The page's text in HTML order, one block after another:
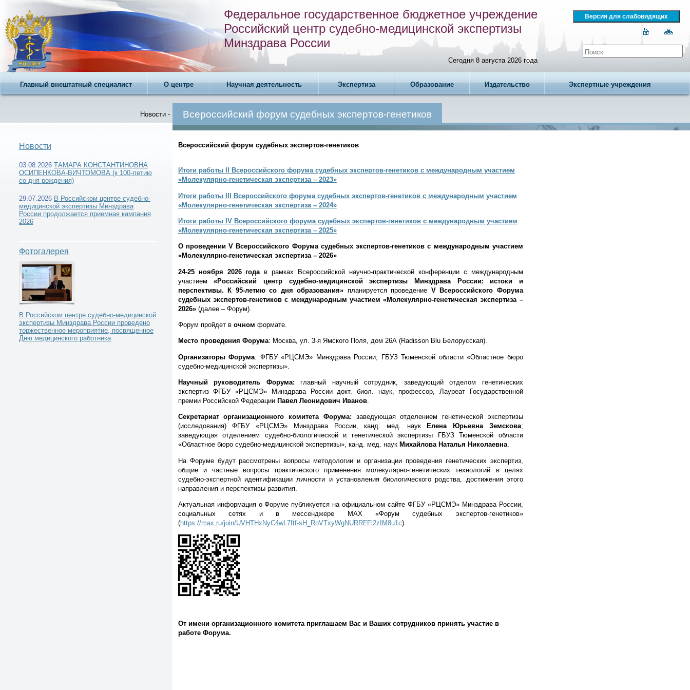
Федеральное государственное бюджетное учреждение
Российский центр судебно-медицинской экспертизы
Минздрава России
Сегодня 8 августа 2026 года
Главный внештатный специалист О центре Научная деятельность Экспертиза Образование Издательство Экспертные учреждения
Новости - Всероссийский форум судебных экспертов-генетиков
Новости
03.08.2026 ТАМАРА КОНСТАНТИНОВНА
ОСИПЕНКОВА-ВИЧТОМОВА (к 100-летию
со дня рождения)
29.07.2026 В Российском центре судебно-
медицинской экспертизы Минздрава
России продолжается приемная кампания
2026
Фотогалерея
В Российском центре судебно-медицинской
экспертизы Минздрава России проведено
торжественное мероприятие, посвященное
Дню медицинского работника
Всероссийский форум судебных экспертов-генетиков
Итоги работы
II Всероссийского форума судебных экспертов-генетиков с международным участием
«Молекулярно-генетическая экспертиза – 2023»
Итоги работы III Всероссийского форума судебных экспертов-генетиков с международным участием
«Молекулярно-генетическая экспертиза – 2024»
Итоги работы IV Всероссийского форума судебных экспертов-генетиков с международным участием
«Молекулярно-генетическая экспертиза – 2025»
О проведении V Всероссийского Форума судебных экспертов-генетиков с международным участием
«Молекулярно-генетическая экспертиза – 2026»
24-25 ноября 2026 года в рамках Всероссийской научно-практической конференции с международным
участием«Российский центр судебно-медицинской экспертизы Минздрава России: истоки и
перспективы. К 95-летию со дня образования» планируется проведение VВсероссийского Форума
судебных экспертов-генетиков с международным участием «Молекулярно-генетическая экспертиза –
2026»(далее – Форум).
Форум пройдет в очном формате.
Место проведения Форума: Москва, ул. 3-я Ямского Поля, дом 26А (Radisson Blu Белорусская).
Организаторы Форума: ФГБУ «РЦСМЭ» Минздрава России; ГБУЗ Тюменской области «Областное бюро
судебно-медицинской экспертизы».
Научный руководитель Форума:главный научный сотрудник, заведующий отделом генетических
экспертиз ФГБУ «РЦСМЭ» Минздрава России докт. биол. наук, профессор, Лауреат Государственной
премии Российской Федерации Павел Леонидович Иванов.
Секретариат организационного комитета Форума: заведующая отделением генетической экспертизы
(исследования) ФГБУ «РЦСМЭ» Минздрава России, канд. мед. наук
Елена Юрьевна Земскова;
заведующая отделением судебно-биологической и генетической экспертизы ГБУЗ Тюменской области
«Областное бюро судебно-медицинской экспертизы», канд. мед. наук Михайлова Наталья Николаевна.
На Форуме будут рассмотрены вопросы методологии и организации проведения генетических экспертиз,
общие и частные вопросы практического применения молекулярно-генетических технологий в целях
судебно-экспертной идентификации личности и установления биологического родства, достижения этого
направления и перспективы развития.
Актуальная информация о Форуме публикуется на официальном сайте ФГБУ «РЦСМЭ» Минздрава России,
социальных сетях и в мессенджере МАХ «Форум судебных экспертов-генетиков»
(https://max.ru/join/UVHTHxNyC4wL7ftf-sH_RoVTxyWgNURRFFl2zIM8u1c).
От имени организационного комитета приглашаем Вас и Ваших сотрудников принять участие в
работе Форума.